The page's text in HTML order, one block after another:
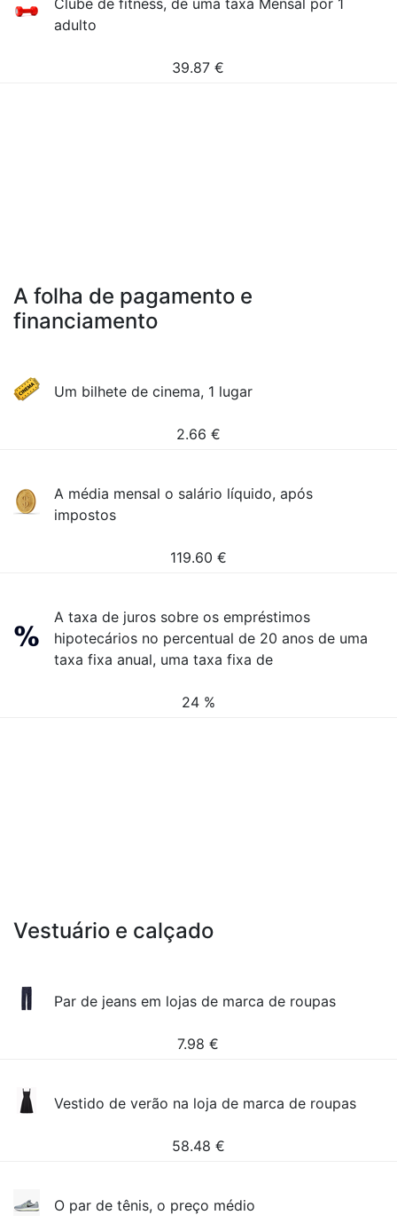
Clube de fitness, de uma taxa Mensal por 1
adulto
39.87 €
A folha de pagamento e
financiamento
Um bilhete de cinema, 1 lugar
2.66 €
A média mensal o salário líquido, após
impostos
119.60 €
A taxa de juros sobre os empréstimos
hipotecários no percentual de 20 anos de uma
taxa fixa anual, uma taxa fixa de
24 %
Vestuário e calçado
Par de jeans em lojas de marca de roupas
7.98 €
Vestido de verão na loja de marca de roupas
58.48 €
O par de tênis, o preço médio